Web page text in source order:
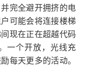
完全避开拥挤的电
可能会将连接楼梯
现在正在超越代码
一个开放，光线充
每天更多的活动。